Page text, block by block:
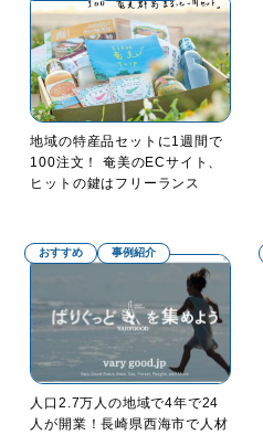
地域の特産品セットに1週間で
100注文！ 奄美のECサイト、
ヒットの鍵はフリーランス
おすすめ 事例紹介
人口2.7万人の地域で4年で24
人が開業！長崎県西海市で人材